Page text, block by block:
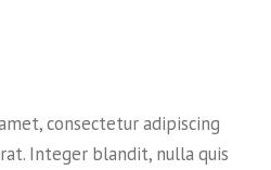
consectetur adipiscing
Integer blandit, nulla quis